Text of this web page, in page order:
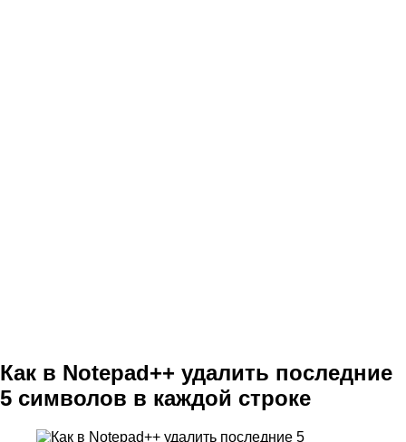
Как в Notepad++ удалить последние
5 символов в каждой строке